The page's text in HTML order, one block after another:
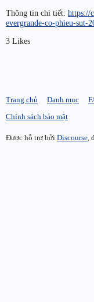
Thông tin chi tiết: https://
evergrande-co-phieu-sut-
3 Likes
Trang chủ Danh mục
Chính sách bảo mật
Được hỗ trợ bởi Discourse